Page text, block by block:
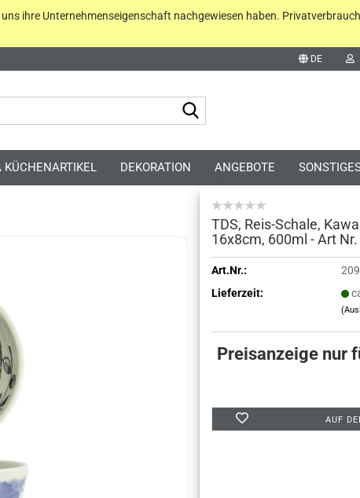
DE
Konto erstellen
Passwort vergessen?
ihre Unternehmenseigenschaft nachgewiesen haben.
KÜCHENARTIKEL DEKORATION ANGEBOTE
TDS, Reis-Schale,
16x8cm, 600ml - Art
Art.Nr.:
Lieferzeit:
Preisanzeige nur
AUF